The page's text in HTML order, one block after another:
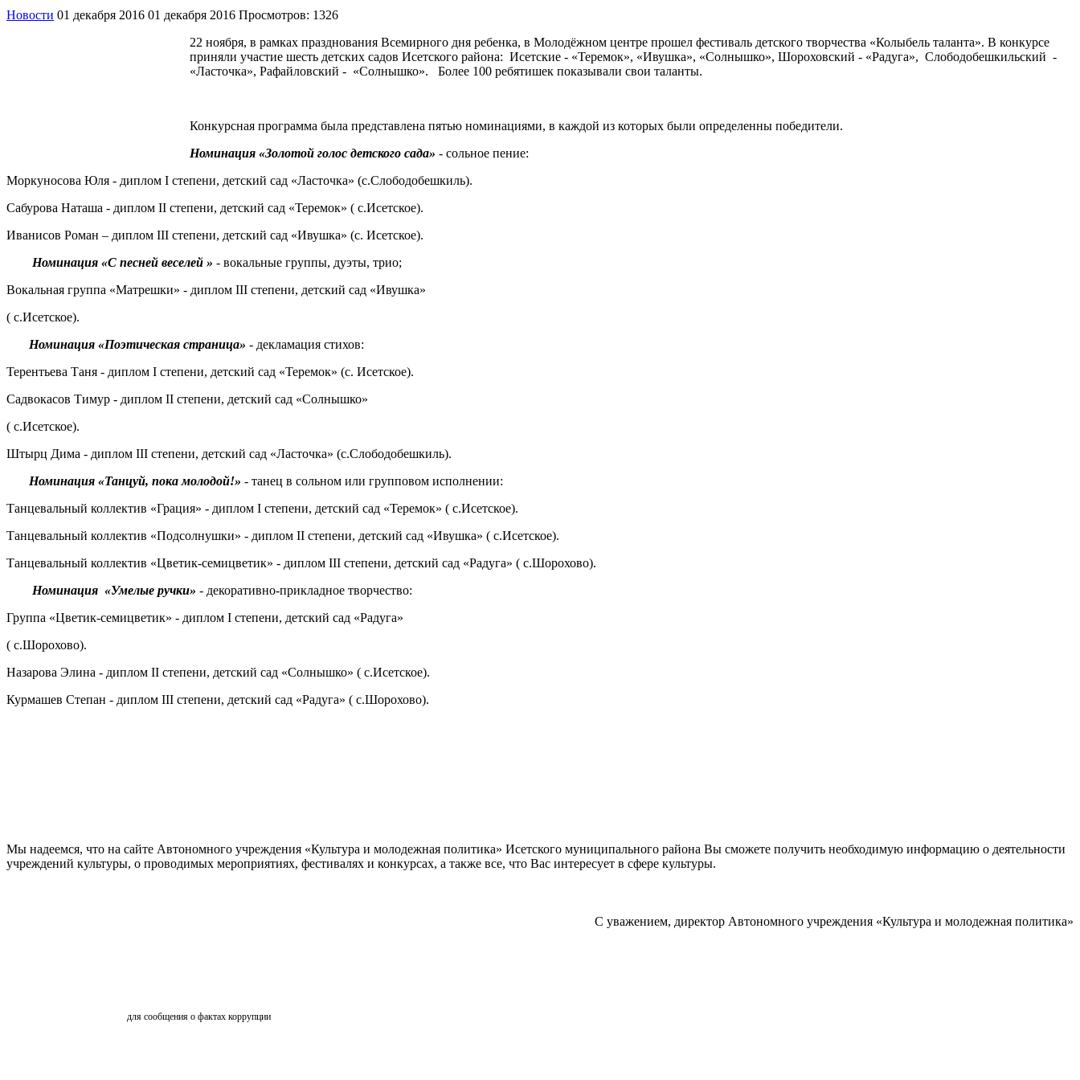
Новости 01 декабря 2016 01 декабря 2016 Просмотров: 1326
22 ноября, в рамках празднования Всемирного дня ребенка, в Молодёжном центре прошел фестиваль детского творчества «Колыбель таланта». В конкурсе
приняли участие шесть детских садов Исетского района: Исетские - «Теремок», «Ивушка», «Солнышко», Шороховский - «Радуга», Слободобешкильский -
«Ласточка», Рафайловский - «Солнышко». Более 100 ребятишек показывали свои таланты.
Конкурсная программа была представлена пятью номинациями, в каждой из которых были определенны победители.
Номинация «Золотой голос детского сада» - сольное пение:
Моркуносова Юля - диплом I степени, детский сад «Ласточка» (с.Слободобешкиль).
Сабурова Наташа - диплом II степени, детский сад «Теремок» ( с.Исетское).
Иванисов Роман – диплом III степени, детский сад «Ивушка» (с. Исетское).
Номинация «C песней веселей » - вокальные группы, дуэты, трио;
Вокальная группа «Матрешки» - диплом III степени, детский сад «Ивушка»
( с.Исетское).
Номинация «Поэтическая страница» - декламация стихов:
Терентьева Таня - диплом I степени, детский сад «Теремок» (с. Исетское).
Садвокасов Тимур - диплом II степени, детский сад «Солнышко»
( с.Исетское).
Штырц Дима - диплом III степени, детский сад «Ласточка» (с.Слободобешкиль).
Номинация «Танцуй, пока молодой!» - танец в сольном или групповом исполнении:
Танцевальный коллектив «Грация» - диплом I степени, детский сад «Теремок» ( с.Исетское).
Танцевальный коллектив «Подсолнушки» - диплом II степени, детский сад «Ивушка» ( с.Исетское).
Танцевальный коллектив «Цветик-семицветик» - диплом III степени, детский сад «Радуга» ( с.Шорохово).
Номинация «Умелые ручки» - декоративно-прикладное творчество:
Группа «Цветик-семицветик» - диплом I степени, детский сад «Радуга»
( с.Шорохово).
Назарова Элина - диплом II степени, детский сад «Солнышко» ( с.Исетское).
Курмашев Степан - диплом III степени, детский сад «Радуга» ( с.Шорохово).
Мы надеемся, что на сайте Автономного учреждения «Культура и молодежная политика» Исетского муниципального района Вы сможете получить необходимую информацию о деятельности
учреждений культуры, о проводимых мероприятиях, фестивалях и конкурсах, а также все, что Вас интересует в сфере культуры.
С уважением, директор Автономного учреждения «Культура и молодежная политика»
для сообщения о фактах коррупции